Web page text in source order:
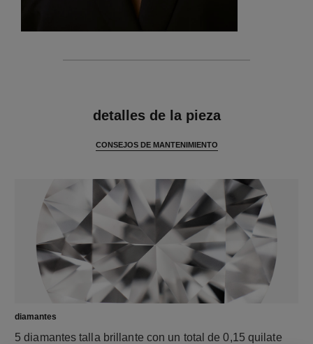
detalles de la pieza
CONSEJOS DE MANTENIMIENTO
diamantes
5 diamantes talla brillante con un total de 0,15 quilate